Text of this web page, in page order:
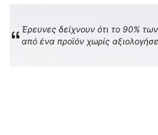
Έρευνες δείχνουν ότι το 90%
από ένα προϊόν χωρίς